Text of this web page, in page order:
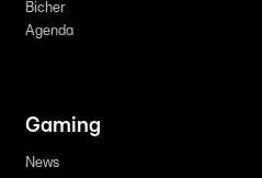
Bicher
Agenda
Gaming
News